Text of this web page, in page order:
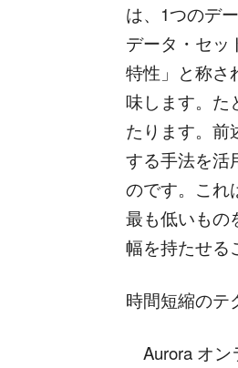
は、1つのデ
データ・セッ
特性」と称さ
味します。た
たります。前
する手法を活
のです。これ
最も低いもの
幅を持たせる
時間短縮のテ
Aurora オン